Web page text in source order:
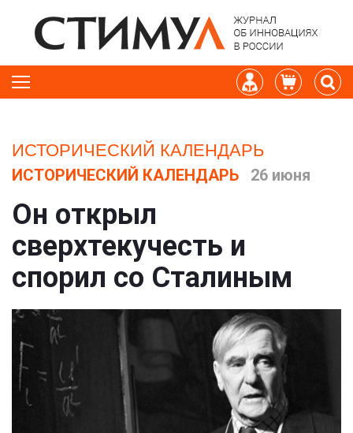
ИСТОРИЧЕСКИЙ КАЛЕНДАРЬ
ИСТОРИЧЕСКИЙ КАЛЕНДАРЬ 26 июня
Он открыл
сверхтекучесть и
спорил со Сталиным